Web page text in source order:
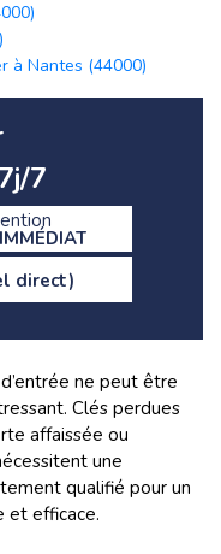
à Nantes (44000)
7
direct)
ne peut être
Clés perdues
affaissée ou
une
qualifié pour un
et efficace.